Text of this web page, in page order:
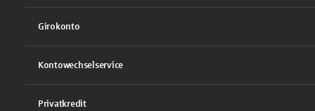
Girokonto
Kontowechselservice
Privatkredit